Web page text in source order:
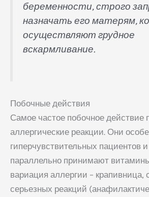
беременности, строго
назначать его матерям,
осуществляют грудное
вскармливание.
Побочные действия
Самое частое побочное действие
аллергические реакции. Они
гиперчувствительных пациентов
параллельно принимают
вариация аллергии – крапивница,
серьезных реакций